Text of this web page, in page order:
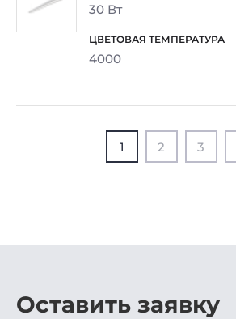
30 Вт
4000
1 2 3
Оставить заявку